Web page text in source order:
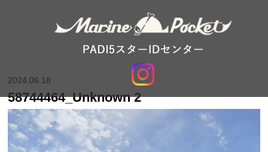
2024.06.18
58744464_Unknown 2